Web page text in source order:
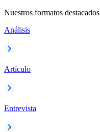
Nuestros formatos destacados
Análisis
Artículo
Entrevista